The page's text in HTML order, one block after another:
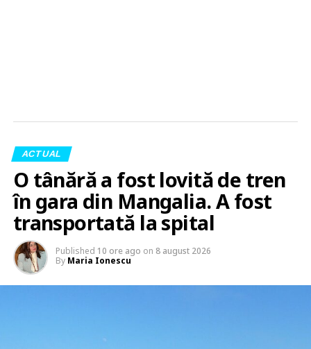
ACTUAL
O tânără a fost lovită de tren
în gara din Mangalia. A fost
transportată la spital
Published 10 ore ago on 8 august 2026
By Maria Ionescu